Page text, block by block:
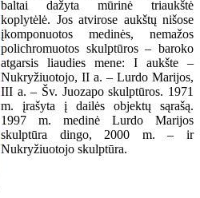
baltai dažyta mūrinė triaukštė
koplytėlė. Jos atvirose aukštų nišose
įkomponuotos medinės, nemažos
polichromuotos skulptūros – baroko
atgarsis liaudies mene: I aukšte –
Nukryžiuotojo, II a. – Lurdo Marijos,
III a. – Šv. Juozapo skulptūros. 1971
m. įrašyta į dailės objektų sąrašą.
1997 m. medinė Lurdo Marijos
skulptūra dingo, 2000 m. – ir
Nukryžiuotojo skulptūra.